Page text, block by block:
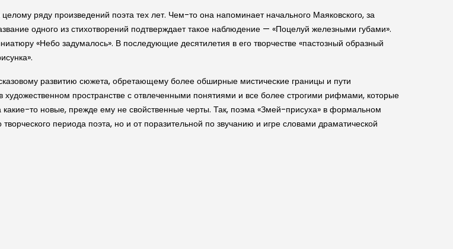
ряду произведений поэта тех лет. Чем-то она напоминает начального Маяковского, за
одного из стихотворений подтверждает такое наблюдение — «Поцелуй железными губами».
«Небо задумалось». В последующие десятилетия в его творчестве «пастозный образный
развитию сюжета, обретающему более обширные мистические границы и пути
художественном пространстве с отвлеченными понятиями и все более строгими рифмами, которые
то новые, прежде ему не свойственные черты. Так, поэма «Змей-присуха» в формальном
периода поэта, но и от поразительной по звучанию и игре словами драматической